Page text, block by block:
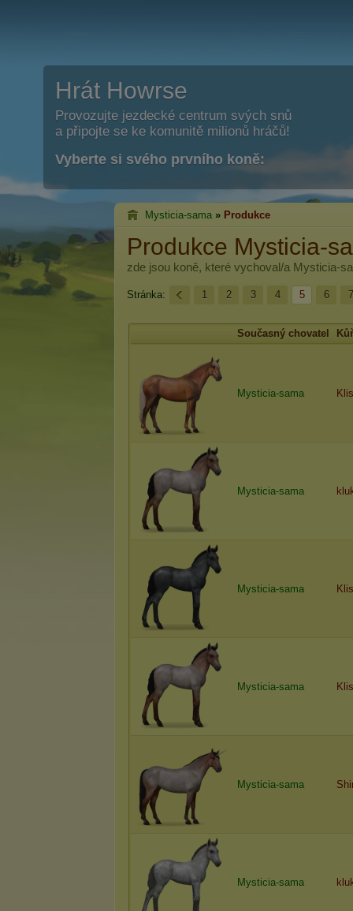
Hrát Howrse
Provozujte jezdecké centrum svých snů
a připojte se ke komunitě milionů hráčů!
Vyberte si svého prvního koně:
Mysticia-sama » Produkce
Produkce Mysticia-
zde jsou koně, které vychoval/a Mysticia-
Stránka: 1 2 3 4 5 6 7
Současný chovatel
Mysticia-sama
Mysticia-sama
Mysticia-sama
Mysticia-sama
Mysticia-sama
Mysticia-sama